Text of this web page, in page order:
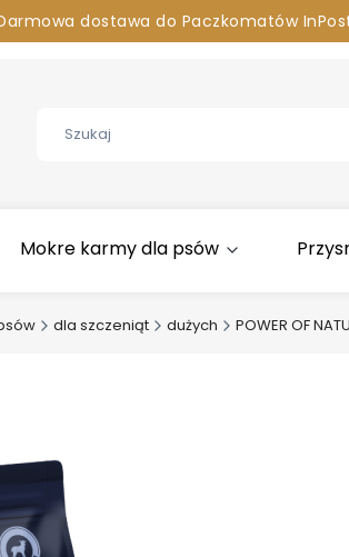
dostawa do Paczkomatów
Mokre karmy dla psów
dla szczeniąt dużych POWER OF